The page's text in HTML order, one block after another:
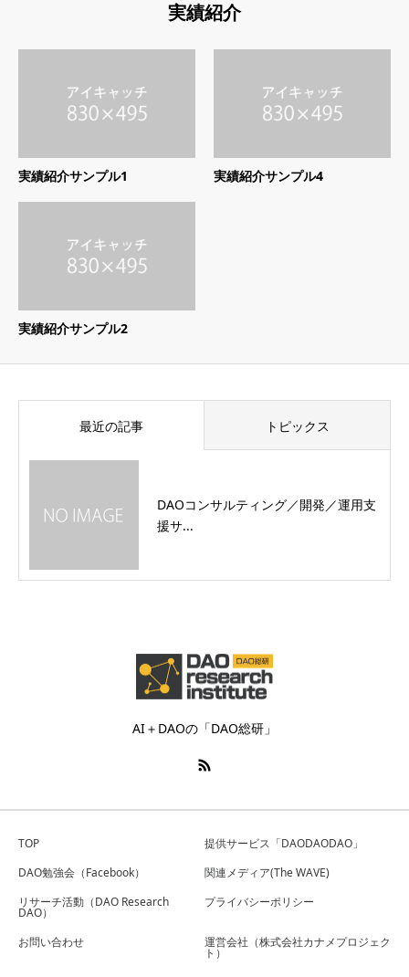
実績紹介
実績紹介サンプル1 実績紹介サンプル4
実績紹介サンプル2
最近の記事 トピックス
DAOコンサルティング／開発／運用支
援サ...
AI＋DAOの「DAO総研」
TOP
提供サービス「DAODAODAO」
DAO勉強会（Facebook）
関連メディア(The WAVE)
リサーチ活動（DAO Research
DAO）
プライバシーポリシー
お問い合わせ 運営会社（株式会社カナメプロジェク
ト）